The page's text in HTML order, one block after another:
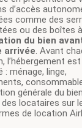
d’accès
comme des
ou des boîtes
du bien
arrivée. Avant
l’hébergement est
: ménage, linge,
générale du
des locataires sur
de location